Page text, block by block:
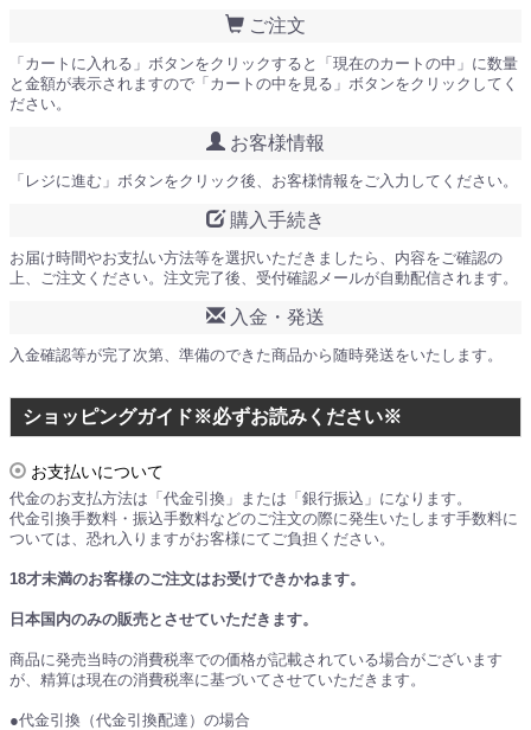
ご注文
「カートに入れる」ボタンをクリックすると「現在のカートの中」に数量
と金額が表示されますので「カートの中を見る」ボタンをクリックしてく
ださい。
お客様情報
「レジに進む」ボタンをクリック後、お客様情報をご入力してください。
購入手続き
お届け時間やお支払い方法等を選択いただきましたら、内容をご確認の
上、ご注文ください。注文完了後、受付確認メールが自動配信されます。
入金・発送
入金確認等が完了次第、準備のできた商品から随時発送をいたします。
ショッピングガイド※必ずお読みください※
お支払いについて
代金のお支払方法は「代金引換」または「銀行振込」になります。
代金引換手数料・振込手数料などのご注文の際に発生いたします手数料に
ついては、恐れ入りますがお客様にてご負担ください。
18才未満のお客様のご注文はお受けできかねます。
日本国内のみの販売とさせていただきます。
商品に発売当時の消費税率での価格が記載されている場合がございます
が、精算は現在の消費税率に基づいてさせていただきます。
●代金引換（代金引換配達）の場合